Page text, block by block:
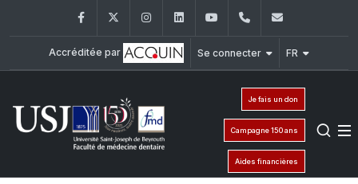
FacebookTwitter InstagramLinkedInYouTube+961 (1) 421 280
Accréditée par Se connecter FR
Je fais un don
Campagne 150 ans
Aides financières